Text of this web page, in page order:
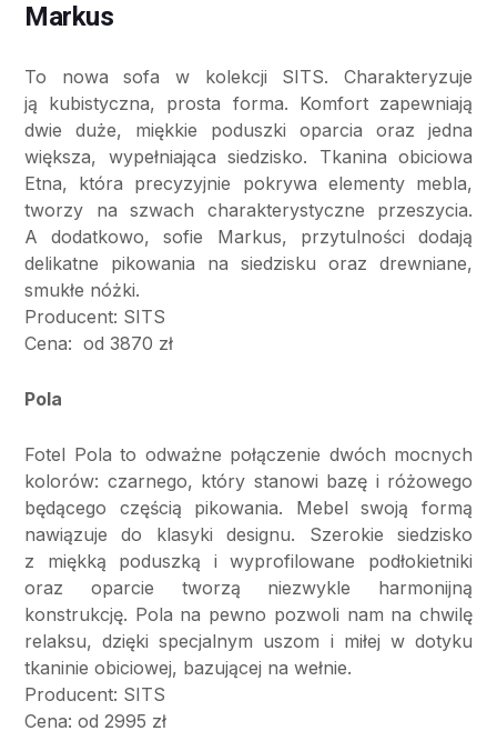
Markus
To nowa sofa w kolekcji SITS. Charakteryzuje
ją kubistyczna, prosta forma. Komfort zapewniają
dwie duże, miękkie poduszki oparcia oraz jedna
większa, wypełniająca siedzisko. Tkanina obiciowa
Etna, która precyzyjnie pokrywa elementy mebla,
tworzy na szwach charakterystyczne przeszycia.
A dodatkowo, sofie Markus, przytulności dodają
delikatne pikowania na siedzisku oraz drewniane,
smukłe nóżki.
Producent: SITS
Cena: od 3870 zł
Pola
Fotel Pola to odważne połączenie dwóch mocnych
kolorów: czarnego, który stanowi bazę i różowego
będącego częścią pikowania. Mebel swoją formą
nawiązuje do klasyki designu. Szerokie siedzisko
z miękką poduszką i wyprofilowane podłokietniki
oraz oparcie tworzą niezwykle harmonijną
konstrukcję. Pola na pewno pozwoli nam na chwilę
relaksu, dzięki specjalnym uszom i miłej w dotyku
tkaninie obiciowej, bazującej na wełnie.
Producent: SITS
Cena: od 2995 zł